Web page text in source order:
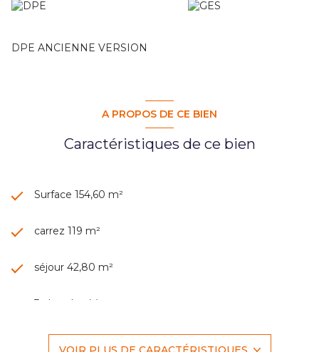
DPE ANCIENNE VERSION
A PROPOS DE CE BIEN
Caractéristiques de ce bien
Surface 154,60 m²
carrez 119 m²
séjour 42,80 m²
3 chambre(s)